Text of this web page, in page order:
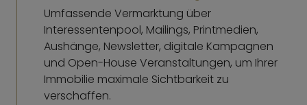
Umfassende Vermarktung über
Interessentenpool, Mailings, Printmedien,
Aushänge, Newsletter, digitale Kampagnen
und Open-House Veranstaltungen, um Ihrer
Immobilie maximale Sichtbarkeit zu
verschaffen.